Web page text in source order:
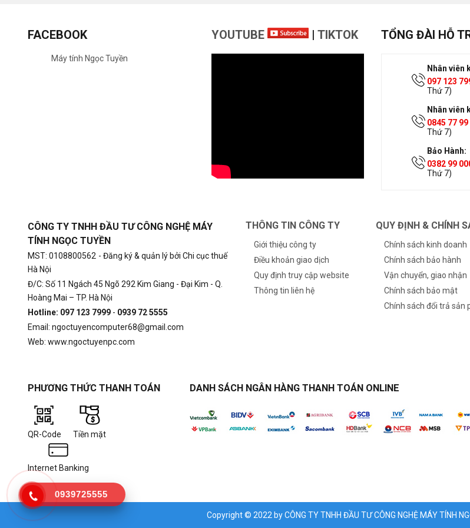
FACEBOOK
Máy tính Ngọc Tuyền
YOUTUBE | TIKTOK TỔNG ĐÀI HỖ
Nhân viên
097 123
Thứ 7)
Nhân viên
0845 77 99
Thứ 7)
Bảo Hành:
0382 99
Thứ 7)
CÔNG TY TNHH ĐẦU TƯ CÔNG NGHỆ MÁY
TÍNH NGỌC TUYỀN
MST: 0108800562 - Đăng ký & quản lý bởi Chi cục thuế
Hà Nội
Đ/C: Số 11 Ngách 45 Ngõ 292 Kim Giang - Đại Kim - Q.
Hoàng Mai – TP. Hà Nội
Hotline: 097 123 7999 - 0939 72 5555
Email: ngoctuyencomputer68@gmail.com
Web: www.ngoctuyenpc.com
THÔNG TIN CÔNG TY
Giới thiệu công ty
Điều khoản giao dịch
Quy định truy cập website
Thông tin liên hệ
QUY ĐỊNH & CHÍNH
Chính sách kinh doanh
Chính sách bảo hành
Vận chuyển, giao nhận
Chính sách bảo mật
Chính sách đổi trả sản
PHƯƠNG THỨC THANH TOÁN
QR-Code Tiền mặt
Internet Banking
DANH SÁCH NGÂN HÀNG THANH TOÁN ONLINE
Copyright © 2022 by CÔNG TY TNHH ĐẦU TƯ CÔNG NGHỆ MÁY TÍNH
0939725555